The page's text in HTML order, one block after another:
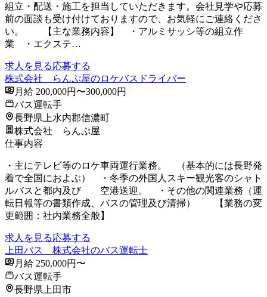
組立・配送・施工を担当していただきます。会社見学や応募
前の面談も受け付けておりますので、お気軽にご連絡くださ
い。 【主な業務内容】 ・アルミサッシ等の組立作
業 ・エクステ…
求人を見る応募する
株式会社 らんぷ屋のロケバスドライバー
月給 200,000円〜300,000円
バス運転手
長野県上水内郡信濃町
株式会社 らんぷ屋
仕事内容
・主にテレビ等のロケ車両運行業務。 （基本的には長野発
着で全国におよぶ） ・冬季の外国人スキー観光客のシャト
ルバスと都内及び 空港送迎。 ・その他の関連業務（運
転日報等の書類作成、バスの管理及び清掃） 【業務の変
更範囲：社内業務全般】
求人を見る応募する
上田バス 株式会社のバス運転士
月給 250,000円〜
バス運転手
長野県上田市